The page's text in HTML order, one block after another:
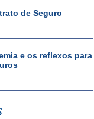
de Seguro
e os reflexos para